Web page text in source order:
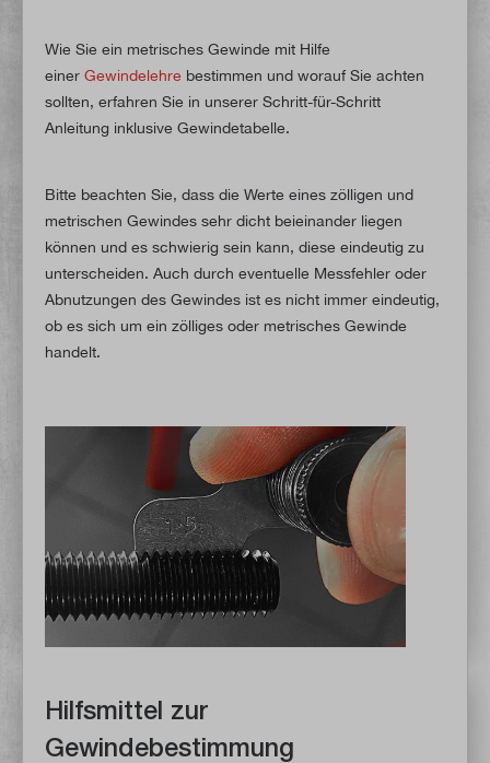
Wie Sie ein metrisches Gewinde mit Hilfe
einer Gewindelehre bestimmen und worauf Sie achten
sollten, erfahren Sie in unserer Schritt-für-Schritt
Anleitung inklusive Gewindetabelle.
Bitte beachten Sie, dass die Werte eines zölligen und
metrischen Gewindes sehr dicht beieinander liegen
können und es schwierig sein kann, diese eindeutig zu
unterscheiden. Auch durch eventuelle Messfehler oder
Abnutzungen des Gewindes ist es nicht immer eindeutig,
ob es sich um ein zölliges oder metrisches Gewinde
handelt.
Hilfsmittel zur
Gewindebestimmung